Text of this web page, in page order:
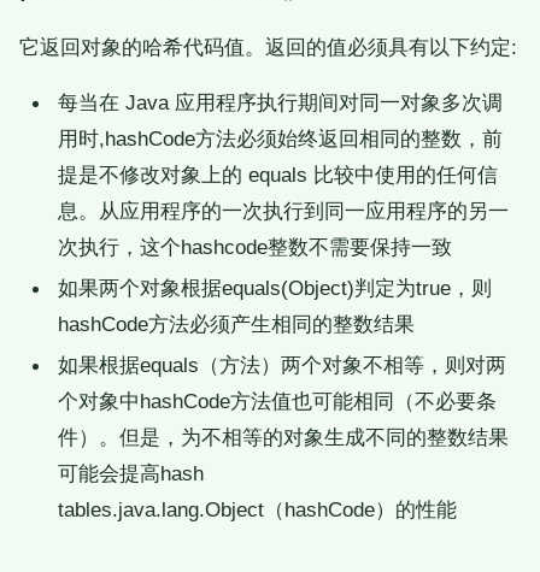
它返回对象的哈希代码值。返回的值必须具有以下约定:
每当在 Java 应用程序执行期间对同一对象多次调
用时,hashCode方法必须始终返回相同的整数，前
提是不修改对象上的 equals 比较中使用的任何信
息。从应用程序的一次执行到同一应用程序的另一
次执行，这个hashcode整数不需要保持一致
如果两个对象根据equals(Object)判定为true，则
hashCode方法必须产生相同的整数结果
如果根据equals（方法）两个对象不相等，则对两
个对象中hashCode方法值也可能相同（不必要条
件）。但是，为不相等的对象生成不同的整数结果
可能会提高hash
tables.java.lang.Object（hashCode）的性能